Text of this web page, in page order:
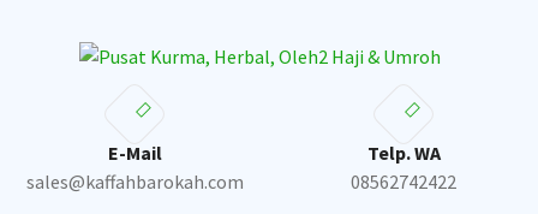
E-Mail
sales@kaffahbarokah.com
Telp. WA
08562742422